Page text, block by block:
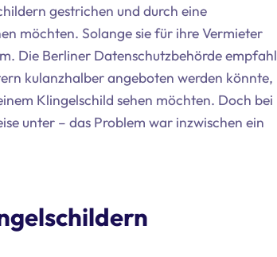
gestrichen und durch eine
möchten. Solange sie für ihre Vermieter
Die Berliner Datenschutzbehörde empfahl
kulanzhalber angeboten werden könnte,
Klingelschild sehen möchten. Doch bei
unter – das Problem war inzwischen ein